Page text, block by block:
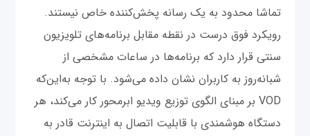
تماشا محدود به یک رسانه پخش‌کننده خاص نیستند.
رویکرد فوق درست در نقطه مقابل برنامه‌های تلویزیون
سنتی قرار دارد که برنامه‌ها در ساعات مشخصی از
شبانه‌روز به کاربران نشان داده می‌شود. با توجه به‌این‌که
VOD بر مبنای الگوی توزیع ویدیو ابرمحور کار می‌کند، هر
دستگاه هوشمندی با قابلیت اتصال به اینترنت قادر به